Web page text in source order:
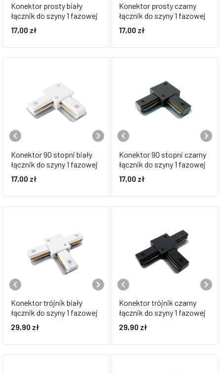
Konektor prosty biały
łącznik do szyny 1 fazowej
17,00 zł
Konektor prosty czarny
łącznik do szyny 1 fazowej
17,00 zł
Konektor 90 stopni biały
łącznik do szyny 1 fazowej
17,00 zł
Konektor 90 stopni czarny
łącznik do szyny 1 fazowej
17,00 zł
Konektor trójnik biały
łącznik do szyny 1 fazowej
29,90 zł
Konektor trójnik czarny
łącznik do szyny 1 fazowej
29,90 zł